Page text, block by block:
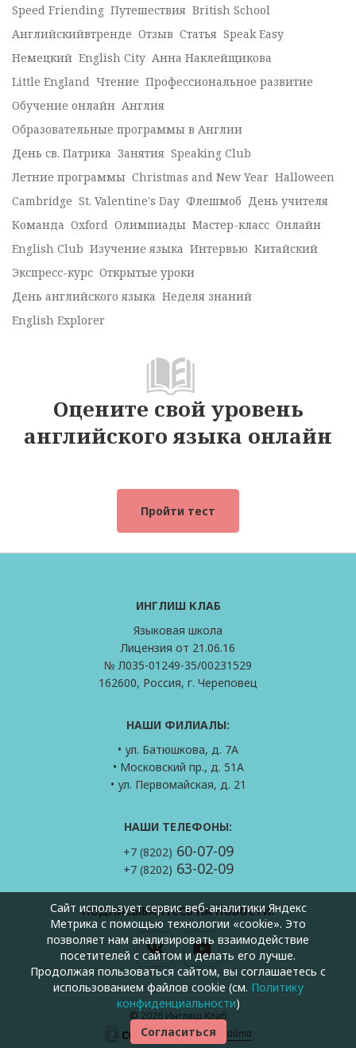
Speed Friending Путешествия British School
Английскийвтренде Отзыв Статья Speak Easy
Немецкий English City Анна Наклейщикова
Little England Чтение Профессиональное развитие
Обучение онлайн Англия
Образовательные программы в Англии
День св. Патрика Занятия Speaking Club
Летние программы Christmas and New Year Halloween
Cambridge St. Valentine's Day Флешмоб День учителя
Команда Oxford Олимпиады Мастер-класс Онлайн
English Club Изучение языка Интервью Китайский
Экспресс-курс Открытые уроки
День английского языка Неделя знаний
English Explorer
Оцените свой уровень
английского языка онлайн
Пройти тест
Сайт использует сервис веб-аналитики Яндекс
Метрика с помощью технологии «cookie». Это
позволяет нам анализировать взаимодействие
посетителей с сайтом и делать его лучше.
Продолжая пользоваться сайтом, вы соглашаетесь с
использованием файлов cookie (см. Политику
конфиденциальности)
Согласиться
ИНГЛИШ КЛАБ
Языковая школа
Лицензия от 21.06.16
№ Л035-01249-35/00231529
162600, Россия, г. Череповец
НАШИ ФИЛИАЛЫ:
• ул. Батюшкова, д. 7А
• Московский пр., д. 51А
• ул. Первомайская, д. 21
НАШИ ТЕЛЕФОНЫ:
+7 (8202) 60-07-09
+7 (8202) 63-02-09
ПОДПИСЫВАЙТЕСЬ НА НОВОСТИ:
© 2026 Инглиш Клаб
—Создание сайта